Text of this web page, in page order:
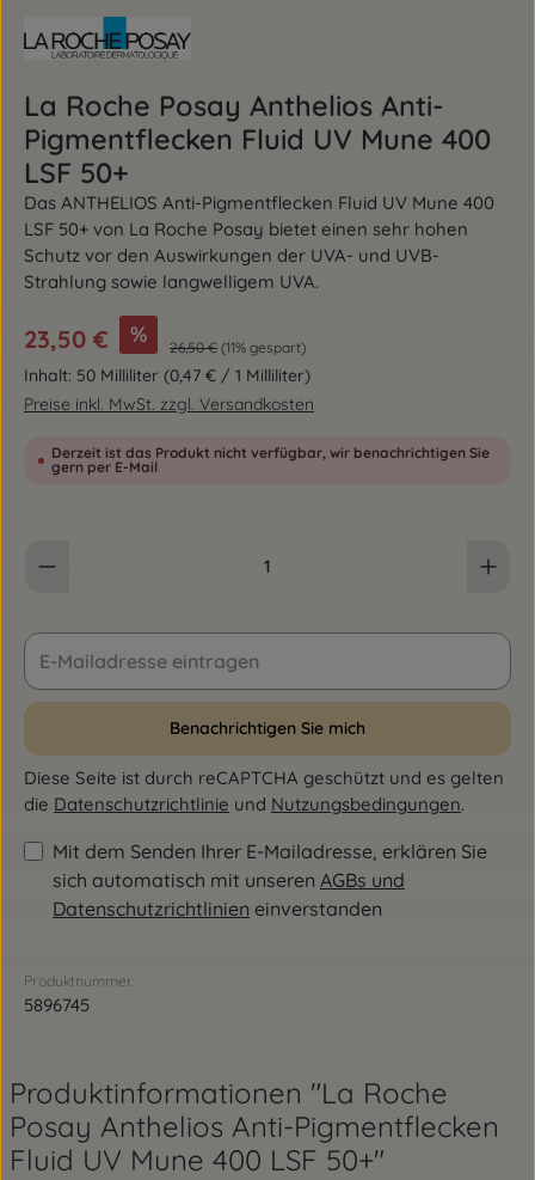
La Roche Posay Anthelios Anti-
Pigmentflecken Fluid UV Mune 400
LSF 50+
Das ANTHELIOS Anti-Pigmentflecken Fluid UV Mune 400
LSF 50+ von La Roche Posay bietet einen sehr hohen
Schutz vor den Auswirkungen der UVA- und UVB-
Strahlung sowie langwelligem UVA.
Verkaufspreis:
23,50 € % Regulärer Preis:
26,50 € (11% gespart)
Inhalt: 50 Milliliter (0,47 € / 1 Milliliter)
Preise inkl. MwSt. zzgl. Versandkosten
Derzeit ist das Produkt nicht verfügbar, wir benachrichtigen Sie
gern per E-Mail
Benachrichtigen Sie mich
Diese Seite ist durch reCAPTCHA geschützt und es gelten
die Datenschutzrichtlinie und Nutzungsbedingungen.
Mit dem Senden Ihrer E-Mailadresse, erklären Sie
sich automatisch mit unseren AGBs und
Datenschutzrichtlinien einverstanden
Produktnummer:
5896745
Produktinformationen "La Roche
Posay Anthelios Anti-Pigmentflecken
Fluid UV Mune 400 LSF 50+"